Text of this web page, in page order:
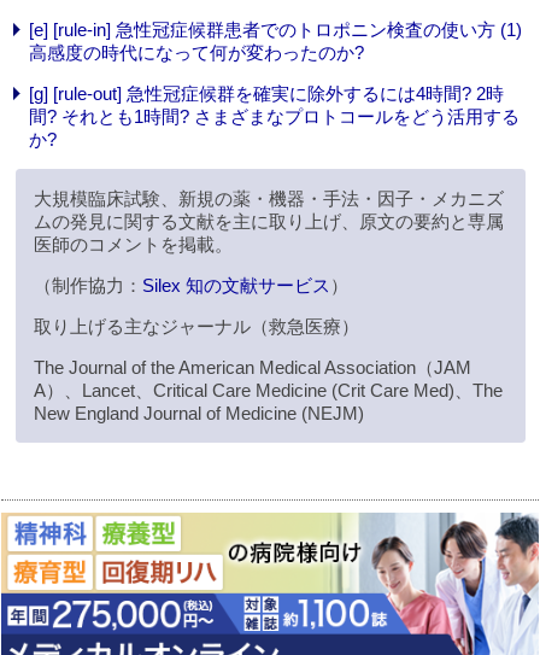
[e] [rule-in] 急性冠症候群患者でのトロポニン検査の使い方 (1)
高感度の時代になって何が変わったのか?
[g] [rule-out] 急性冠症候群を確実に除外するには4時間? 2時
間? それとも1時間? さまざまなプロトコールをどう活用する
か?
大規模臨床試験、新規の薬・機器・手法・因子・メカニズ
ムの発見に関する文献を主に取り上げ、原文の要約と専属
医師のコメントを掲載。
（制作協力： Silex 知の文献サービス ）
取り上げる主なジャーナル（救急医療）
The Journal of the American Medical Association（JAM
A）、Lancet、Critical Care Medicine (Crit Care Med)、The
New England Journal of Medicine (NEJM)